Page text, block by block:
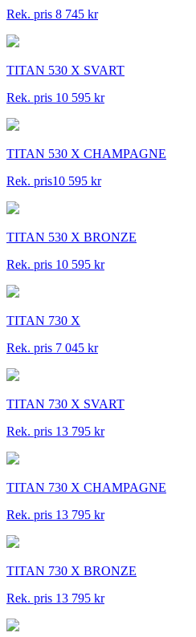
Rek. pris 8 745 kr
TITAN 530 X SVART
Rek. pris 10 595 kr
TITAN 530 X CHAMPAGNE
Rek. pris10 595 kr
TITAN 530 X BRONZE
Rek. pris 10 595 kr
TITAN 730 X
Rek. pris 7 045 kr
TITAN 730 X SVART
Rek. pris 13 795 kr
TITAN 730 X CHAMPAGNE
Rek. pris 13 795 kr
TITAN 730 X BRONZE
Rek. pris 13 795 kr